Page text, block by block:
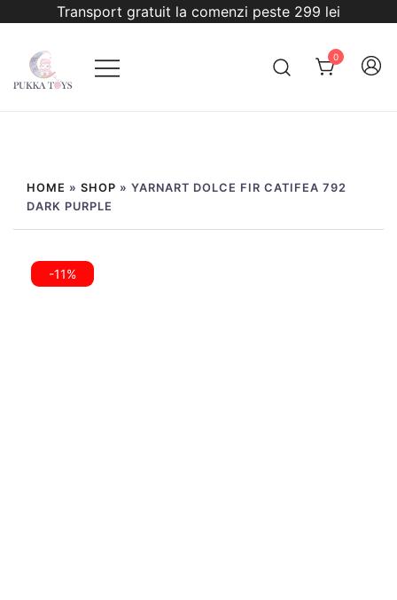
conținut
Transport gratuit la comenzi peste 299 lei
0
HOME » SHOP » YARNART DOLCE FIR CATIFEA 792
DARK PURPLE
-11%